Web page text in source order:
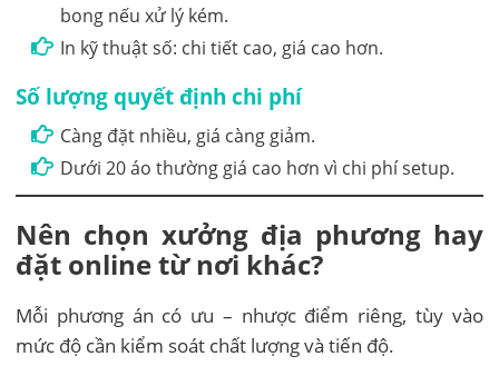
bong nếu xử lý kém.
In kỹ thuật số: chi tiết cao, giá cao hơn.
Số lượng quyết định chi phí
Càng đặt nhiều, giá càng giảm.
Dưới 20 áo thường giá cao hơn vì chi phí setup.
Nên chọn xưởng địa phương hay
đặt online từ nơi khác?
Mỗi phương án có ưu – nhược điểm riêng, tùy vào
mức độ cần kiểm soát chất lượng và tiến độ.